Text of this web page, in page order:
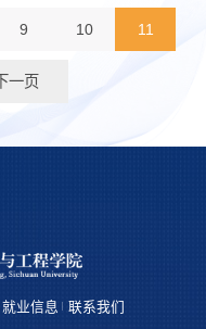
9 10 11
下一页
就业信息 联系我们